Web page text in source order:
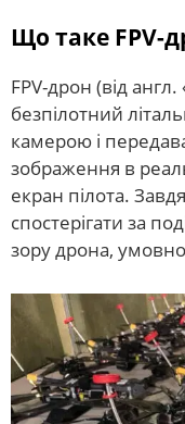
Що таке FPV-
FPV-дрон (від
безпілотний
камерою і
зображення в
екран пілота.
спостерігати за
зору дрона,